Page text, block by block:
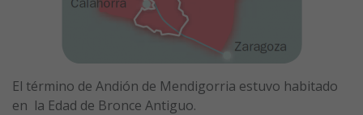
El término de Andión de Mendigorria estuvo habitado
en la Edad de Bronce Antiguo.